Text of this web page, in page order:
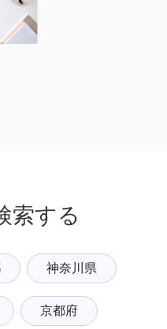
索する
神奈川県
京都府